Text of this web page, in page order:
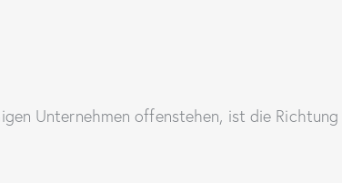
Unternehmen offenstehen, ist die Richtung